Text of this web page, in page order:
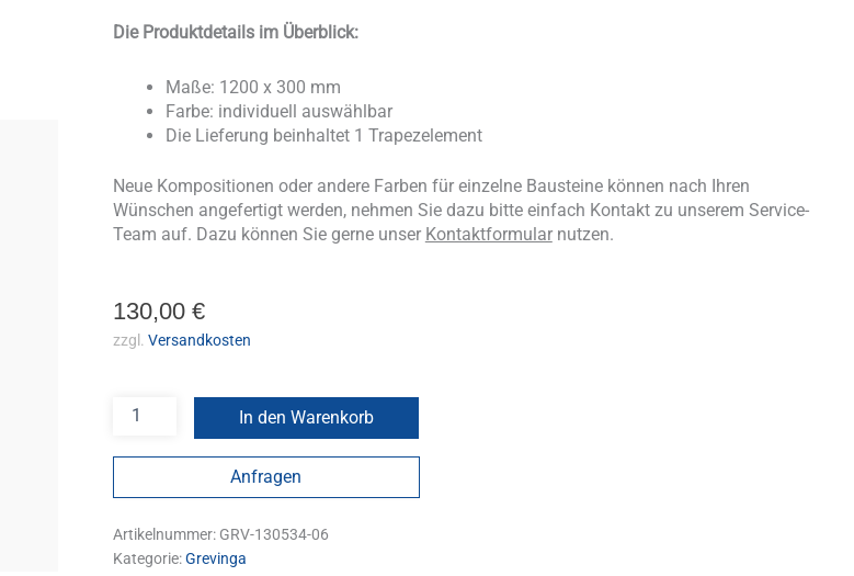
Die Produktdetails im Überblick:
Maße: 1200 x 300 mm
Farbe: individuell auswählbar
Die Lieferung beinhaltet 1 Trapezelement
Neue Kompositionen oder andere Farben für einzelne Bausteine können nach Ihren
Wünschen angefertigt werden, nehmen Sie dazu bitte einfach Kontakt zu unserem Service-
Team auf. Dazu können Sie gerne unser Kontaktformularnutzen.
130,00 €
zzgl. Versandkosten
In den Warenkorb
Anfragen
Artikelnummer: GRV-130534-06
Kategorie:Grevinga